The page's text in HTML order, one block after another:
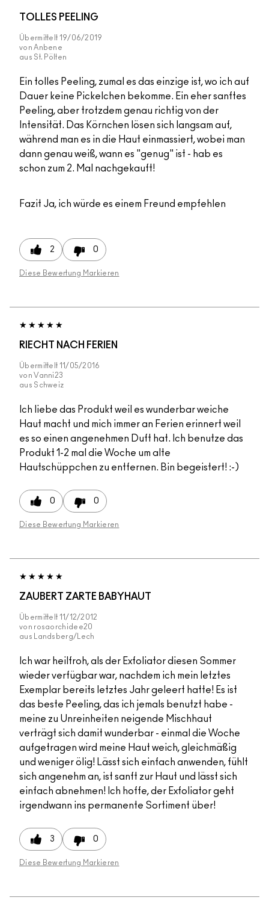
TOLLES PEELING
Übermittelt 19/06/2019
von Anbene
aus St. Pölten
Ein tolles Peeling, zumal es das einzige ist, wo ich auf
Dauer keine Pickelchen bekomme. Ein eher sanftes
Peeling, aber trotzdem genau richtig von der
Intensität. Das Körnchen lösen sich langsam auf,
während man es in die Haut einmassiert, wobei man
dann genau weiß, wann es "genug" ist - hab es
schon zum 2. Mal nachgekauft!
Fazit Ja, ich würde es einem Freund empfehlen
2 0
Diese Bewertung Markieren
RIECHT NACH FERIEN
Übermittelt 11/05/2016
von Vanni23
aus Schweiz
Ich liebe das Produkt weil es wunderbar weiche
Haut macht und mich immer an Ferien erinnert weil
es so einen angenehmen Duft hat. Ich benutze das
Produkt 1-2 mal die Woche um alte
Hautschüppchen zu entfernen. Bin begeistert! :-)
0 0
Diese Bewertung Markieren
ZAUBERT ZARTE BABYHAUT
Übermittelt 11/12/2012
von rosaorchidee20
aus
Landsberg/Lech
Ich war heilfroh, als der Exfoliator diesen Sommer
wieder verfügbar war, nachdem ich mein letztes
Exemplar bereits letztes Jahr geleert hatte! Es ist
das beste Peeling, das ich jemals benutzt habe -
meine zu Unreinheiten neigende Mischhaut
verträgt sich damit wunderbar - einmal die Woche
aufgetragen wird meine Haut weich, gleichmäßig
und weniger ölig! Lässt sich einfach anwenden, fühlt
sich angenehm an, ist sanft zur Haut und lässt sich
einfach abnehmen! Ich hoffe, der Exfoliator geht
irgendwann ins permanente Sortiment über!
3 0
Diese Bewertung Markieren